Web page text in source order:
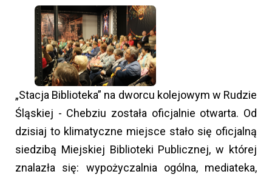
„Stacja Biblioteka” na dworcu kolejowym w Rudzie
Śląskiej - Chebziu została oficjalnie otwarta. Od
dzisiaj to klimatyczne miejsce stało się oficjalną
siedzibą Miejskiej Biblioteki Publicznej, w której
znalazła się: wypożyczalnia ogólna, mediateka,